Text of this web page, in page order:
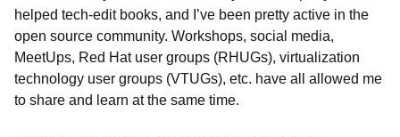
helped tech-edit books, and I’ve been pretty active in the
open source community. Workshops, social media,
MeetUps, Red Hat user groups (RHUGs), virtualization
technology user groups (VTUGs), etc. have all allowed me
to share and learn at the same time.